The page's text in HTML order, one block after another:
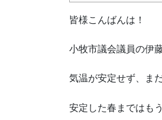
皆様こんばんは！
小牧市議会議員の伊
気温が安定せず、ま
安定した春まではも